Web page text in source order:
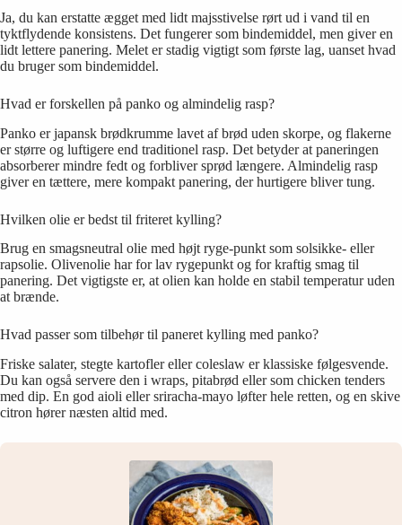
Ja, du kan erstatte ægget med lidt majsstivelse rørt ud i vand til en
tyktflydende konsistens. Det fungerer som bindemiddel, men giver en
lidt lettere panering. Melet er stadig vigtigt som første lag, uanset hvad
du bruger som bindemiddel.
Hvad er forskellen på panko og almindelig rasp?
Panko er japansk brødkrumme lavet af brød uden skorpe, og flakerne
er større og luftigere end traditionel rasp. Det betyder at paneringen
absorberer mindre fedt og forbliver sprød længere. Almindelig rasp
giver en tættere, mere kompakt panering, der hurtigere bliver tung.
Hvilken olie er bedst til friteret kylling?
Brug en smagsneutral olie med højt ryge-punkt som solsikke- eller
rapsolie. Olivenolie har for lav rygepunkt og for kraftig smag til
panering. Det vigtigste er, at olien kan holde en stabil temperatur uden
at brænde.
Hvad passer som tilbehør til paneret kylling med panko?
Friske salater, stegte kartofler eller coleslaw er klassiske følgesvende.
Du kan også servere den i wraps, pitabrød eller som chicken tenders
med dip. En god aioli eller sriracha-mayo løfter hele retten, og en skive
citron hører næsten altid med.